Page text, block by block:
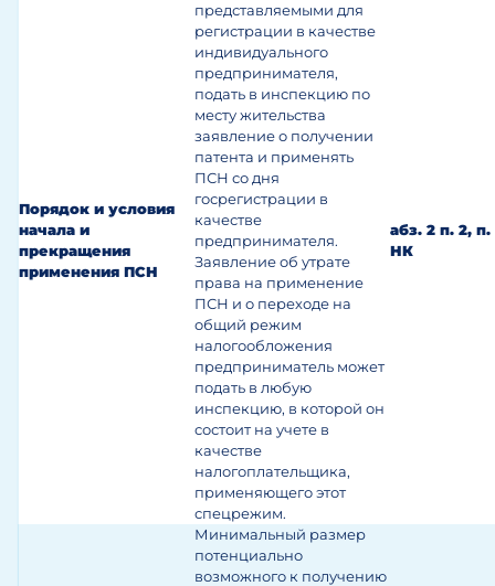
Порядок и условия
начала и
прекращения
применения ПСН
представляемыми для
регистрации в качестве
индивидуального
предпринимателя,
подать в инспекцию по
месту жительства
заявление о получении
патента и применять
ПСН со дня
госрегистрации в
качестве
предпринимателя.
Заявление об утрате
права на применение
ПСН и о переходе на
общий режим
налогообложения
предприниматель может
подать в любую
инспекцию, в которой он
состоит на учете в
качестве
налогоплательщика,
применяющего этот
спецрежим.
абз. 2 п. 2,
НК
Минимальный размер
потенциально
возможного к получению